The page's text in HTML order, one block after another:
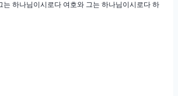
는 하나님이시로다 여호와 그는 하나님이시로다 하